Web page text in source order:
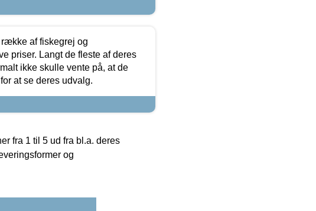
af fiskegrej og
priser. Langt de fleste af deres
ikke skulle vente på, at de
at se deres udvalg.
fra 1 til 5 ud fra bl.a. deres
og